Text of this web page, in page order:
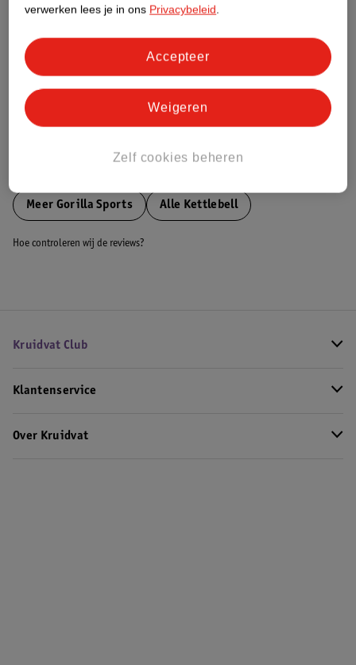
Dit product heeft (nog) geen Nature
Bestel & Bezorginformatie
Meer Gorilla Sports Alle Kettlebell
Hoe controleren wij de reviews?
Kruidvat Club
Klantenservice
Over Kruidvat
verwerken lees je in ons Privacybeleid.
Zelf cookies beheren
Weigeren
Accepteer